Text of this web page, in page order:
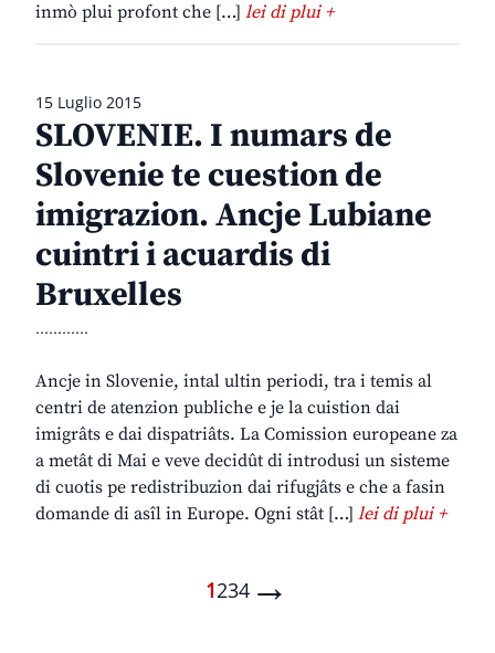
inmò plui profont che […] lei di plui +
15 Luglio 2015
SLOVENIE. I numars de
Slovenie te cuestion de
imigrazion. Ancje Lubiane
cuintri i acuardis di
Bruxelles
............
Ancje in Slovenie, intal ultin periodi, tra i temis al
centri de atenzion publiche e je la cuistion dai
imigrâts e dai dispatriâts. La Comission europeane za
a metât di Mai e veve decidût di introdusi un sisteme
di cuotis pe redistribuzion dai rifugjâts e che a fasin
domande di asîl in Europe. Ogni stât […] lei di plui +
1234 →